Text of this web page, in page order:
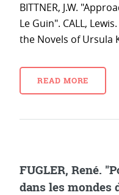
BITTNER, J.W.
Le Guin". CALL,
the Novels of Ursula
READ MORE
FUGLER, René.
dans les mondes